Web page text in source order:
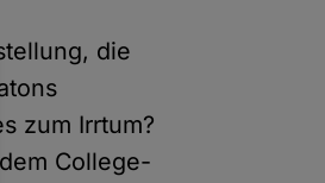
die
zum Irrtum?
College-